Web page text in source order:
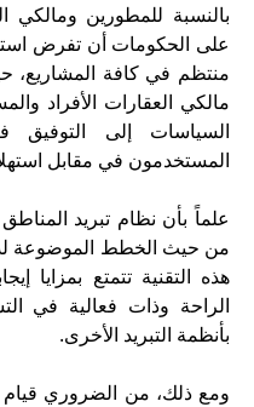
بالنسبة للمطورين ومالكي
على الحكومات أن تفرض
منتظم في كافة
مالكي العقارات الأفراد
السياسات إلى التوفيق
المستخدمون في مقابل
علماً بأن نظام تبريد
من حيث الخطط الموضوعة
هذه التقنية تتمتع بمزايا
الراحة وذات فعالية في
بأنظمة التبريد الأخرى.
ومع ذلك، من الضروري قيام